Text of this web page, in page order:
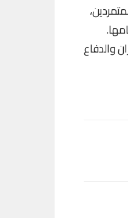
والدفاع